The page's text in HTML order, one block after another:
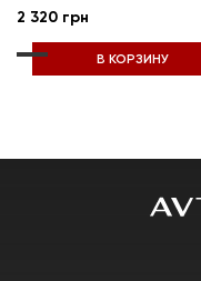
2 320 грн
В КОРЗИНУ